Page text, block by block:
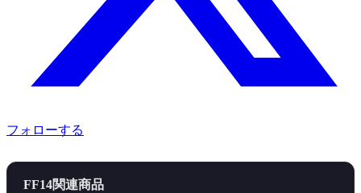
フォローする
FF14関連商品